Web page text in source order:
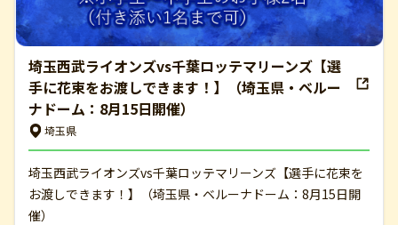
埼玉西武ライオンズvs千葉ロッテマリーンズ【選
手に花束をお渡しできます！】（埼玉県・ベルー
ナドーム：8月15日開催）
埼玉県
埼玉西武ライオンズvs千葉ロッテマリーンズ【選手に花束を
お渡しできます！】（埼玉県・ベルーナドーム：8月15日開
催）